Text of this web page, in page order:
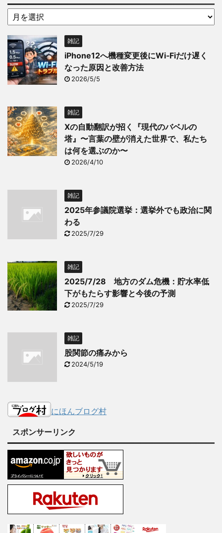
雑記
iPhone12へ機種変更後にWi‑Fiだけ遅く
なった原因と改善方法
2026/5/5
雑記
Xの自動翻訳が招く『現代のバベルの
塔』〜言葉の壁が消えた世界で、私たち
は何を選ぶのか〜
2026/4/10
雑記
2025年参議院選挙：選挙外でも政治に関
わる
2025/7/29
雑記
2025/7/28 地方のダム危機：貯水率低
下がもたらす影響と今後の予測
2025/7/29
雑記
股関節の痛みから
2024/5/19
にほんブログ村
スポンサーリンク